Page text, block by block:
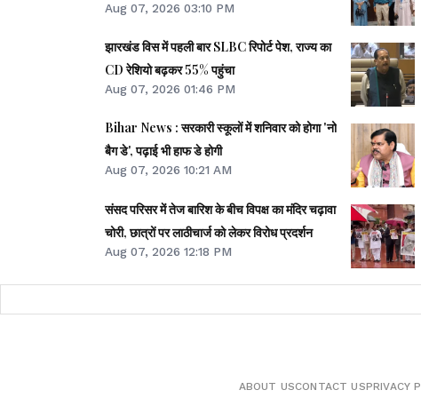
Aug 07, 2026 03:10 PM
झारखंड विस में पहली बार SLBC रिपोर्ट पेश, राज्य का
CD रेशियो बढ़कर 55% पहुंचा
Aug 07, 2026 01:46 PM
Bihar News : सरकारी स्कूलों में शनिवार को होगा 'नो
बैग डे', पढ़ाई भी हाफ डे होगी
Aug 07, 2026 10:21 AM
संसद परिसर में तेज बारिश के बीच विपक्ष का मंदिर चढ़ावा
चोरी, छात्रों पर लाठीचार्ज को लेकर विरोध प्रदर्शन
Aug 07, 2026 12:18 PM
ABOUT USCONTACT USPRIVACY